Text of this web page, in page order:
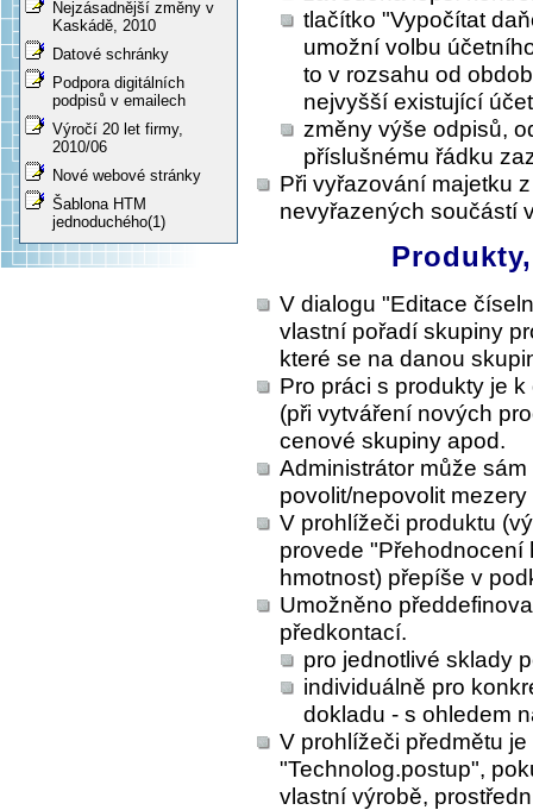
Nejzásadnější změny v
Kaskádě, 2010
Datové schránky
Podpora digitálních
podpisů v emailech
Výročí 20 let firmy,
2010/06
Nové webové stránky
Šablona HTM
jednoduchého(1)
tlačítko "Vypočítat
umožní volbu
to v rozsahu od
nejvyšší existující
změny výše odpisů,
příslušnému řádku
Při vyřazování majetku
nevyřazených součástí
V dialogu "Editace
vlastní pořadí skupiny
které se na danou
Pro práci s produkty je
(při vytváření nových
cenové skupiny apod.
Administrátor může
povolit/nepovolit
V prohlížeči produktu
provede "Přehodnocení
hmotnost) přepíše v
Umožněno
předkontací.
pro jednotlivé sklady
individuálně pro
dokladu - s ohledem
V prohlížeči předmětu
"Technolog.postup",
vlastní výrobě,